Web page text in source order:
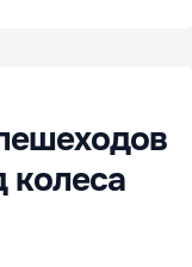
колеса